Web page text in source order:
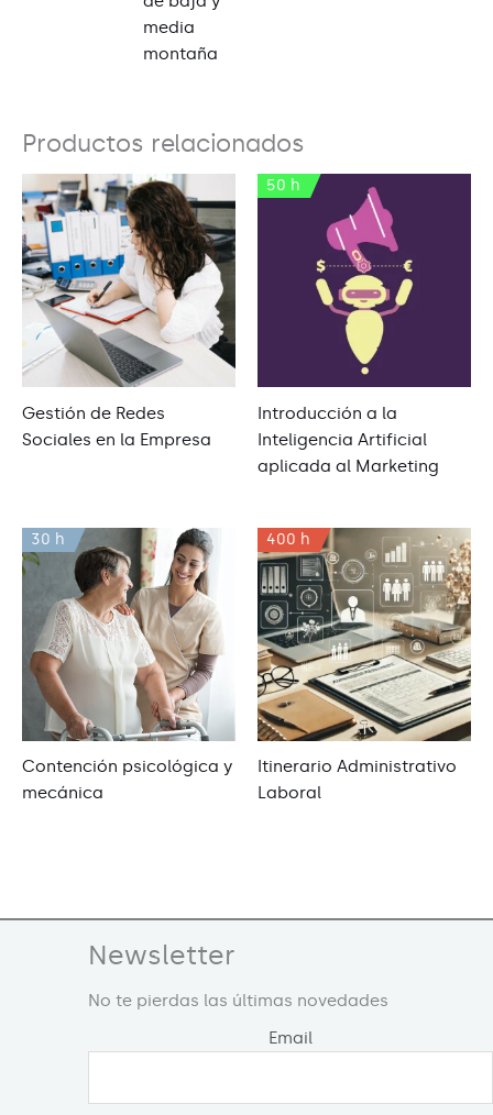
media
montaña
Productos relacionados
Gestión de Redes
Sociales en la Empresa
50 h
Introducción a la
Inteligencia Artificial
aplicada al Marketing
30 h
Contención psicológica y
mecánica
400 h
Itinerario Administrativo
Laboral
Newsletter
No te pierdas las últimas novedades
Email